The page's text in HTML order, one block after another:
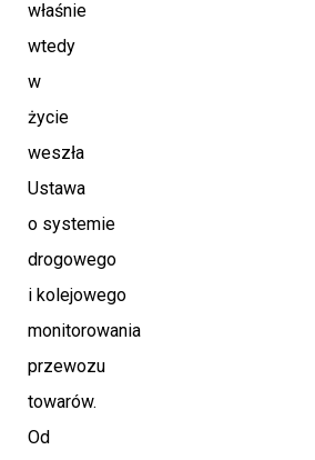
właśnie
wtedy
w
życie
weszła
Ustawa
o systemie
drogowego
i kolejowego
monitorowania
przewozu
towarów.
Od